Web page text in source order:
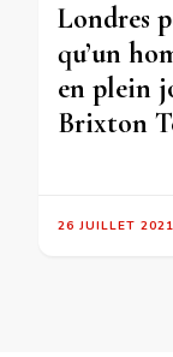
Londres
qu’un
en plein
Brixton
26 JUILLET 2021